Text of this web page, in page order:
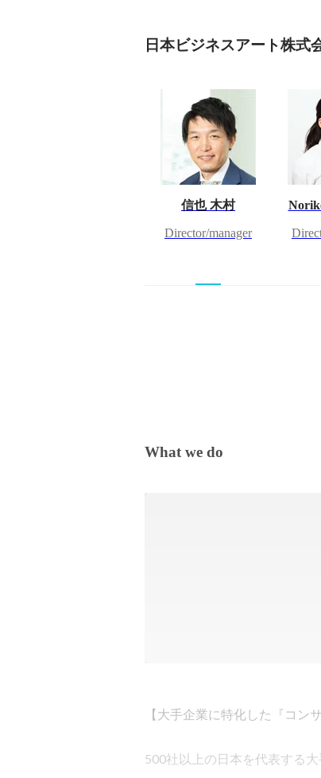
日本ビジネスアート株式
信也 木村
Director/manager
What we do
【大手企業に特化した『コン
500社以上の日本を代表する